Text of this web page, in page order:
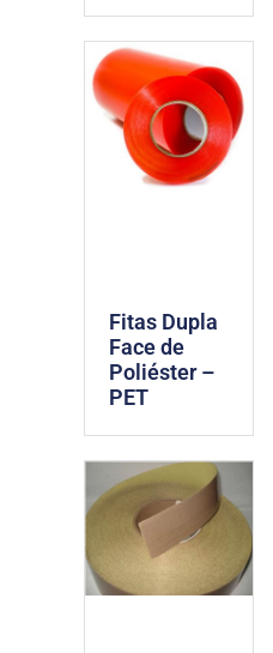
Fitas Dupla
Face de
Poliéster –
PET